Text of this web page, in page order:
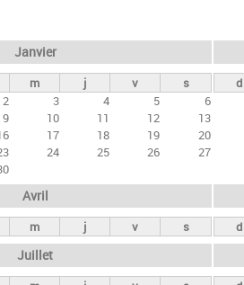
Janvier
m j v
s
2 3 4 5
6
9 10 11 12
13
17 18 19
20
24 25 26
27
d
Avril
m j v s d
Juillet